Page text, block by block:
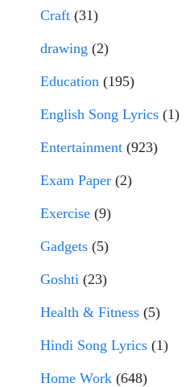
Craft (31)
drawing (2)
Education (195)
English Song Lyrics (1)
Entertainment (923)
Exam Paper (2)
Exercise (9)
Gadgets (5)
Goshti (23)
Health & Fitness (5)
Hindi Song Lyrics (1)
Home Work (648)